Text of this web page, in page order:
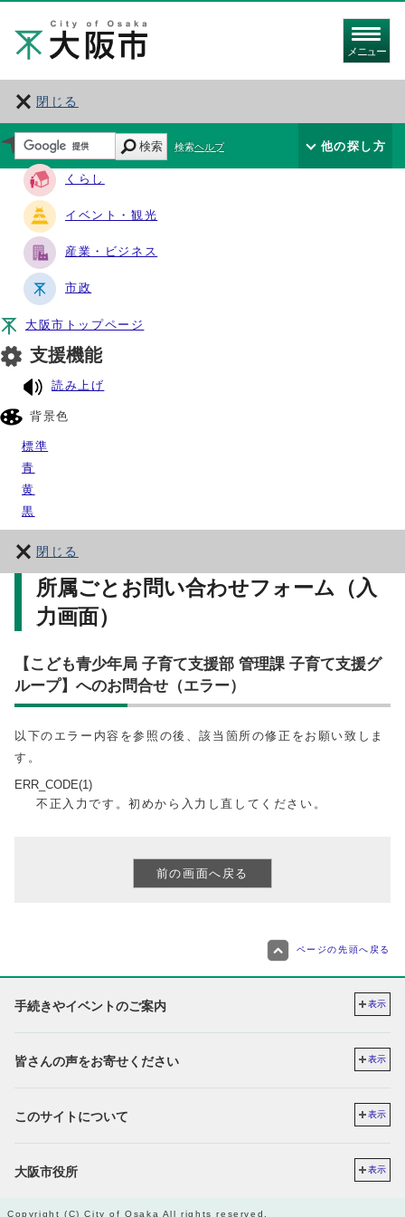
メニュー
閉じる
サイト・ナビ
くらし
イベント・観光
産業・ビジネス
市政
大阪市トップページ
支援機能
読み上げ
背景色
標準
青
黄
黒
閉じる
検索 検索ヘルプ 他の探し方
所属ごとお問い合わせフォーム（入
力画面）
【こども青少年局 子育て支援部 管理課 子育て支援グ
ループ】へのお問合せ（エラー）
以下のエラー内容を参照の後、該当箇所の修正をお願い致しま
す。
ERR_CODE(1)
不正入力です。初めから入力し直してください。
ページの先頭へ戻る
手続きやイベントのご案内 表示
皆さんの声をお寄せください 表示
このサイトについて 表示
大阪市役所 表示
Copyright (C) City of Osaka All rights reserved.